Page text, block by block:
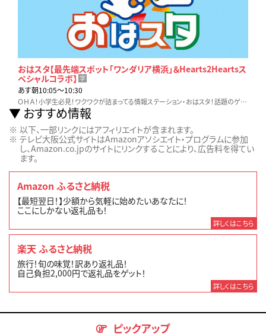
おはスタ【最先端スポット「ワンダリア横浜」＆Hearts2Heartsス
ペシャルコラボ】 字
あす朝10:05〜10:30
ＯＨＡ！小学生必見！ワクワクが詰まってる情報ステーション・おはスタ！話題のゲームやホビー、アニメ、映画など…見逃せない最新情報をお届け！！
おすすめ情報
以下、一部リンクにはアフィリエイトが含まれます。
テレビ大阪公式サイトはAmazonアソシエイト・プログラムに参加
し、Amazon.co.jpのサイトにリンクすることにより、広告料を得てい
ます。
Amazon ふるさと納税
【最短翌日！】少額から気軽に始めたいあなたに！
ここにしかない返礼品も！
詳しくはこちら
楽天 ふるさと納税
旅行！旬の味覚！訳あり返礼品！
自己負担2,000円で返礼品をゲット！
詳しくはこちら
ピックアップ